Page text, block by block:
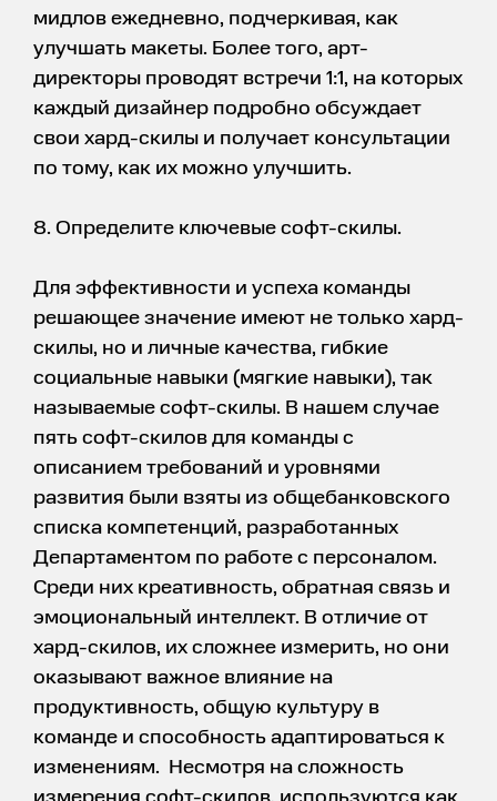
мидлов ежедневно, подчеркивая, как
улучшать макеты. Более того, арт-
директоры проводят встречи 1:1, на которых
каждый дизайнер подробно обсуждает
свои хард-скилы и получает консультации
по тому, как их можно улучшить.
8. Определите ключевые софт-скилы.
Для эффективности и успеха команды
решающее значение имеют не только хард-
скилы, но и личные качества, гибкие
социальные навыки (мягкие навыки), так
называемые софт-скилы. В нашем случае
пять софт-скилов для команды с
описанием требований и уровнями
развития были взяты из общебанковского
списка компетенций, разработанных
Департаментом по работе с персоналом.
Среди них креативность, обратная связь и
эмоциональный интеллект. В отличие от
хард-скилов, их сложнее измерить, но они
оказывают важное влияние на
продуктивность, общую культуру в
команде и способность адаптироваться к
изменениям. Несмотря на сложность